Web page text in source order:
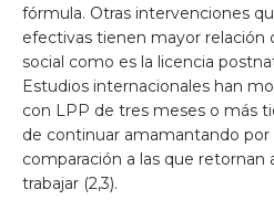
fórmula. Otras intervenciones
efectivas tienen mayor relación
social como es la licencia
Estudios internacionales han
con LPP de tres meses o más
de continuar amamantando
comparación a las que retornan
trabajar (2,3).